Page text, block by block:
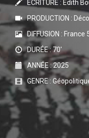
ÉCRITURE : Édith
PRODUCTION :
DIFFUSION : France
DURÉE : 70'
ANNÉE : 2025
GENRE :